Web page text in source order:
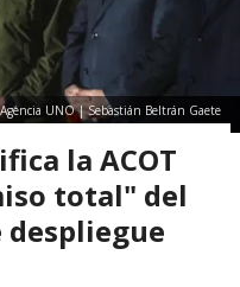
Agencia UNO | Sebastián Beltrán Gaete
la ACOT
total" del
despliegue